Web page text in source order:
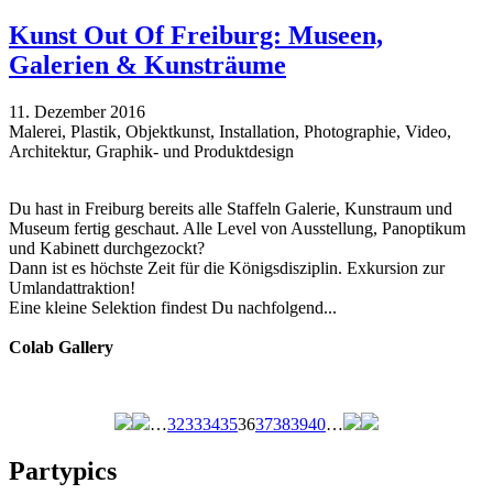
Kunst Out Of Freiburg: Museen,
Galerien & Kunsträume
11. Dezember 2016
Malerei, Plastik, Objektkunst, Installation, Photographie, Video,
Architektur, Graphik- und Produktdesign
Du hast in Freiburg bereits alle Staffeln Galerie, Kunstraum und
Museum fertig geschaut. Alle Level von Ausstellung, Panoptikum
und Kabinett durchgezockt?
Dann ist es höchste Zeit für die Königsdisziplin. Exkursion zur
Umlandattraktion!
Eine kleine Selektion findest Du nachfolgend...
Colab Gallery
…323334353637383940…
Partypics